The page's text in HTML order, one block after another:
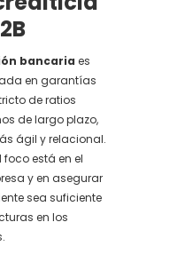
bancaria es
en garantías
de ratios
de largo plazo,
ágil y relacional.
foco está en el
y en asegurar
sea suficiente
en los